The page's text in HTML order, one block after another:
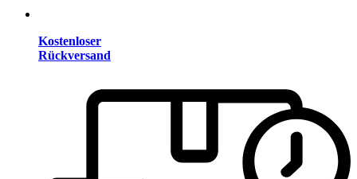
Kostenloser
Rückversand